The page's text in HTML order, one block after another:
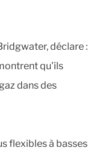
déclare :
qu'ils
dans des
flexibles à basses